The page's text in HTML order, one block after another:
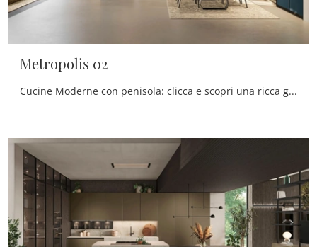
Metropolis 02
Cucine Moderne con penisola: clicca e scopri una ricca gamma di soluzioni dell'azienda Stosa, tra cui il modello Metropolis 02.